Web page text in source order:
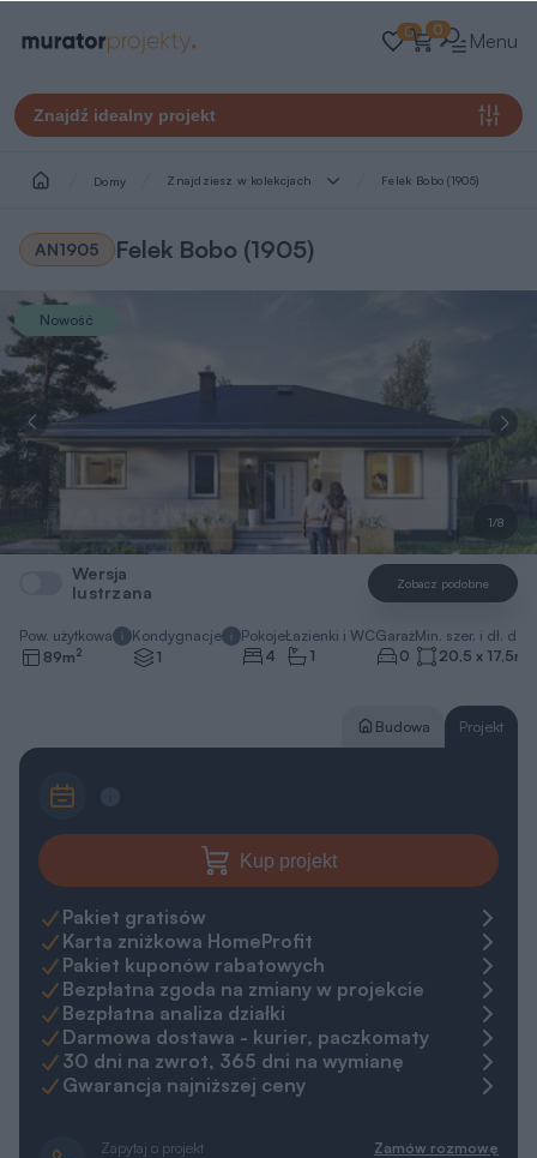
0 0 Menu
Znajdź idealny projekt
Domy Znajdziesz w kolekcjach Felek Bobo (1905)
AN1905 Felek Bobo (1905)
1/8
Nowość
Wersja
lustrzana
Zobacz podobne
Pow. użytkowa
89m2
Kondygnacje
1
Pokoje
4
Łazienki i WC
1
Garaż
0
Min. szer. i dł.
20,5 x 17,5m
Budowa Projekt
Kup projekt
Pakiet gratisów
Karta zniżkowa HomeProfit
Pakiet kuponów rabatowych
Bezpłatna zgoda na zmiany w projekcie
Bezpłatna analiza działki
Darmowa dostawa - kurier, paczkomaty
30 dni na zwrot, 365 dni na wymianę
Gwarancja najniższej ceny
Zapytaj o projekt
Zamów rozmowę